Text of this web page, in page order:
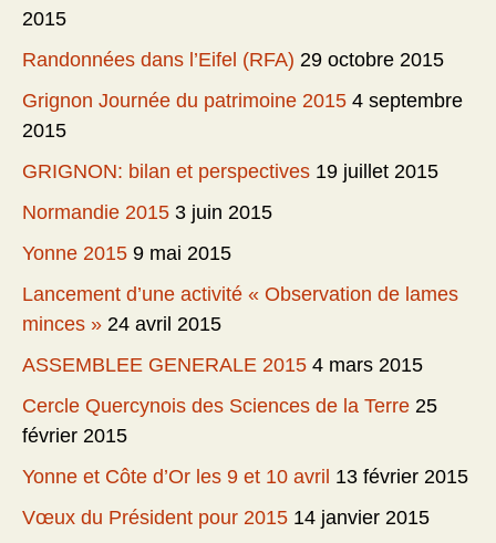
2015
Randonnées dans l’Eifel (RFA) 29 octobre 2015
Grignon Journée du patrimoine 2015 4 septembre
2015
GRIGNON: bilan et perspectives 19 juillet 2015
Normandie 2015 3 juin 2015
Yonne 2015 9 mai 2015
Lancement d’une activité « Observation de lames
minces » 24 avril 2015
ASSEMBLEE GENERALE 2015 4 mars 2015
Cercle Quercynois des Sciences de la Terre 25
février 2015
Yonne et Côte d’Or les 9 et 10 avril 13 février 2015
Vœux du Président pour 2015 14 janvier 2015